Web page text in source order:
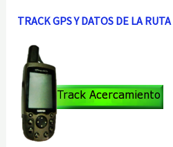
TRACK GPS Y DATOS DE LA RUTA